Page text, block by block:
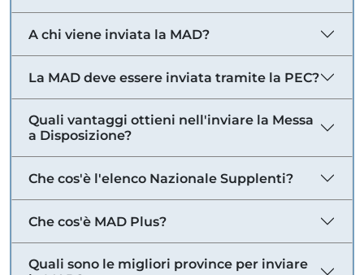
A chi viene inviata la MAD?
La MAD deve essere inviata tramite la PEC?
Quali vantaggi ottieni nell'inviare la Messa
a Disposizione?
Che cos'è l'elenco Nazionale Supplenti?
Che cos'è MAD Plus?
Quali sono le migliori province per inviare